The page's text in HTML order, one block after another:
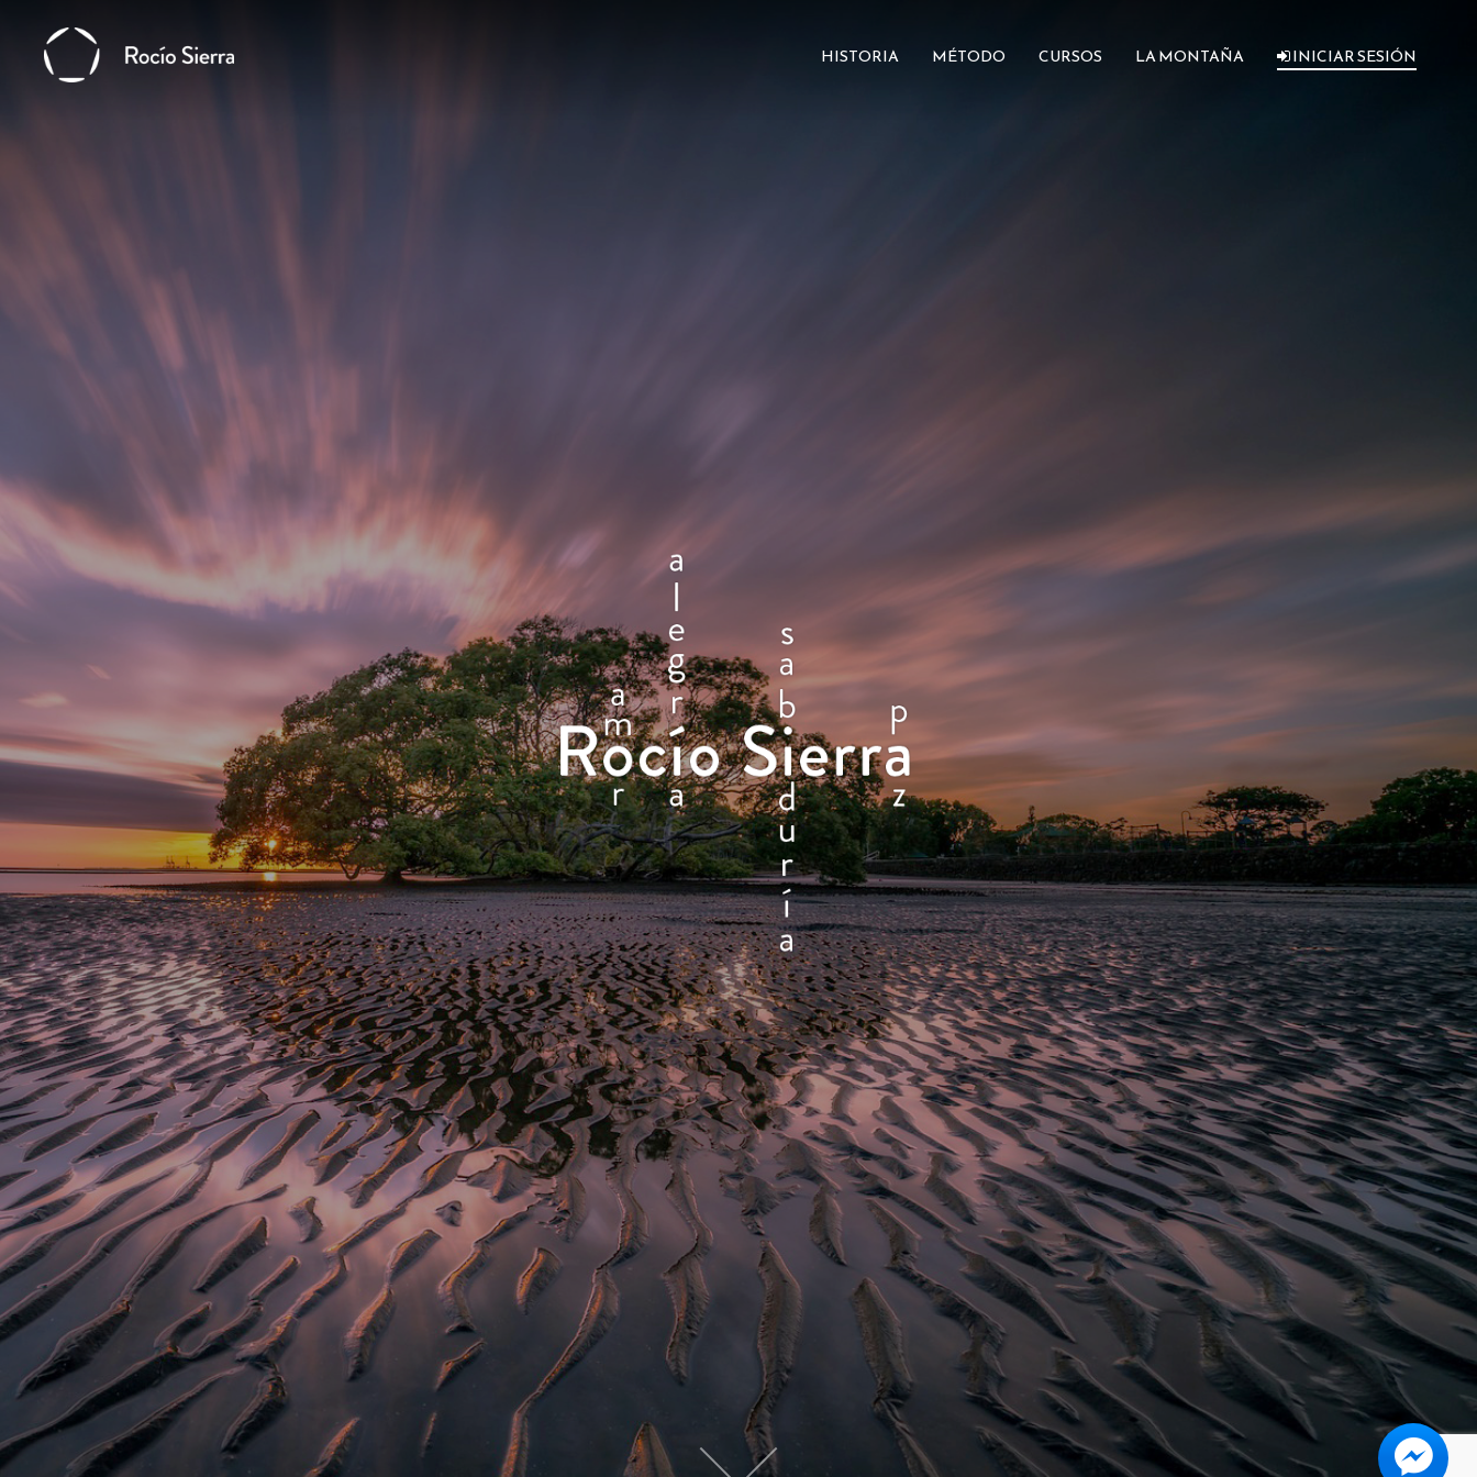
HISTORIA MÉTODO CURSOS LA MONTAÑA INICIAR SESIÓN